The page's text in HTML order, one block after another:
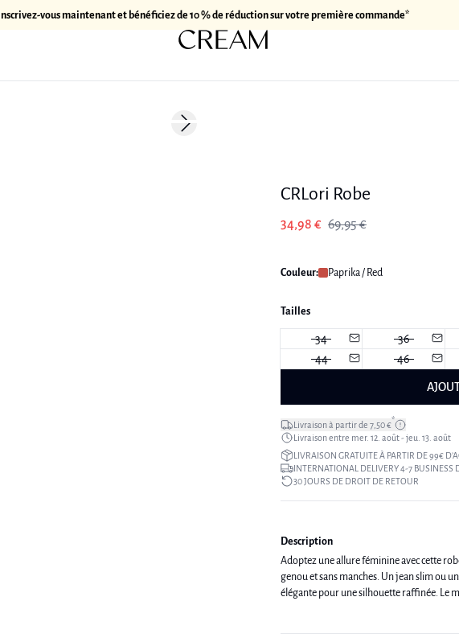
Inscrivez-vous maintenant et bénéficiez de 10 % de réduction sur votre première commande*
Next slide
CRLori Robe
34,98 € 69,95 €
Couleur: Paprika / Red
Tailles
34 36
44
46
Livraison à partir de 7,50 €*
Livraison entre mer. 12. août - jeu. 13. août
LIVRAISON GRATUITE À PARTIR DE 99€
INTERNATIONAL DELIVERY 4-7 BUSINESS
30 JOURS DE DROIT DE RETOUR
Description
Adoptez une allure féminine avec cette
genou et sans manches. Un jean slim ou